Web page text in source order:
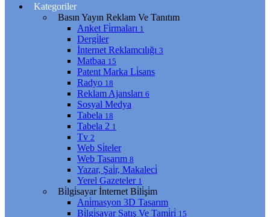
Kategoriler
Basın Yayın Reklam Ve Tanıtım
Anket Fi̇rmaları 1
Dergi̇ler
İnternet Reklamcılığı 3
Matbaa 15
Patent Marka Li̇sans
Radyo 18
Reklam Ajansları 6
Sosyal Medya
Tabela 18
Tabela 2 1
Tv 2
Web Si̇teler
Web Tasarım 8
Yazar, Şai̇r, Makaleci̇
Yerel Gazeteler 1
Bi̇lgi̇sayar İnternet Bi̇li̇şi̇m
Ani̇masyon 3D Tasarım
Bi̇lgi̇sayar Satış Ve Tami̇ri̇ 15